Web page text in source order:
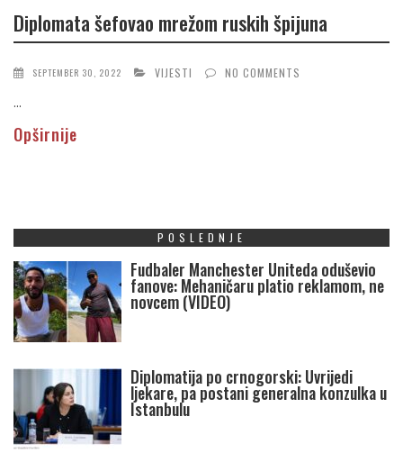
Diplomata šefovao mrežom ruskih špijuna
SEPTEMBER 30, 2022 VIJESTI NO COMMENTS
...
Opširnije
POSLEDNJE
Fudbaler Manchester Uniteda oduševio
fanove: Mehaničaru platio reklamom, ne
novcem (VIDEO)
Diplomatija po crnogorski: Uvrijedi
ljekare, pa postani generalna konzulka u
Istanbulu